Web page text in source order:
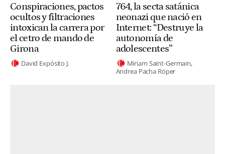
Conspiraciones, pactos
ocultos y filtraciones
intoxican la carrera por
el cetro de mando de
Girona
David Expósito J.
764, la secta satánica
neonazi que nació en
Internet: “Destruye la
autonomía de
adolescentes”
Miriam Saint-Germain
Andrea Pacha Röper